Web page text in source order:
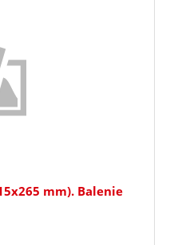
mm). Balenie